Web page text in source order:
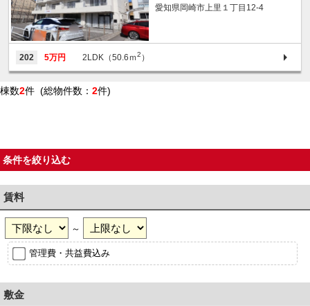
愛知県岡崎市上里１丁目12-4
202 5万円 2LDK（50.6ｍ2 ）
棟数2件 (総物件数： 2件)
条件を絞り込む
賃料
～
管理費・共益費込み
敷金